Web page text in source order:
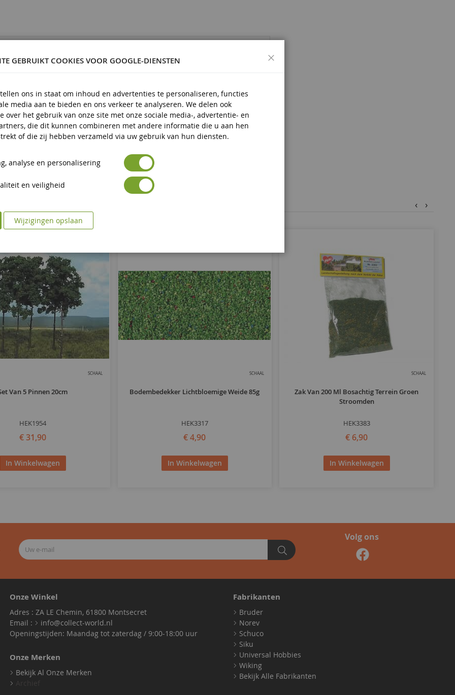
ouder
SCHAAL
Van 5 Pinnen 20cm
HEK1954
€ 31,90
In Winkelwagen
SCHAAL
Bodembedekker Lichtbloemige Weide 85g
HEK3317
€ 4,90
In Winkelwagen
SCHAAL
Zak Van 200 Ml Bosachtig Terrein Groen
Stroomden
HEK3383
€ 6,90
In Winkelwagen
‹ ›
Volg ons
Onze Winkel
Adres : ZA LE Chemin, 61800 Montsecret
Email :
info@collect-world.nl
Openingstijden: Maandag tot zaterdag / 9:00-18:00 uur
Onze Merken
Bekijk Al Onze Merken
Fabrikanten
Bruder
Norev
Schuco
Siku
Universal Hobbies
Wiking
Bekijk Alle Fabrikanten
GEBRUIKT COOKIES VOOR GOOGLE-DIENSTEN
ons in staat om inhoud en advertenties te personaliseren, functies
media aan te bieden en ons verkeer te analyseren. We delen ook
over het gebruik van onze site met onze sociale media-, advertentie- en
die dit kunnen combineren met andere informatie die u aan hen
of die zij hebben verzameld via uw gebruik van hun diensten.
analyse en personalisering
en veiligheid
Wijzigingen opslaan